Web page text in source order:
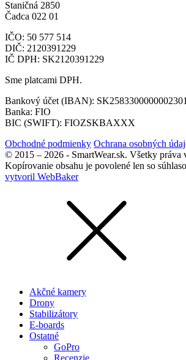
Staničná 2850
Čadca 022 01
IČO: 50 577 514
DIČ: 2120391229
IČ DPH: SK2120391229
Sme platcami DPH.
Bankový účet (IBAN):
Banka: FIO
BIC (SWIFT): FIOZSKBAXXX
Obchodné podmienky Ochrana osobných
© 2015 – 2026 - SmartWear.sk. Všetky práva
Kopírovanie obsahu je povolené len so
vytvoril WebBaker
Akčné kamery
Drony
Stabilizátory
E-boards
Ostatné
GoPro